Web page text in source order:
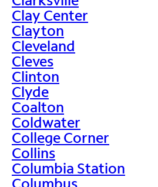
Clay Center
Clayton
Cleveland
Cleves
Clinton
Clyde
Coalton
Coldwater
College Corner
Collins
Columbia Station
Columbus